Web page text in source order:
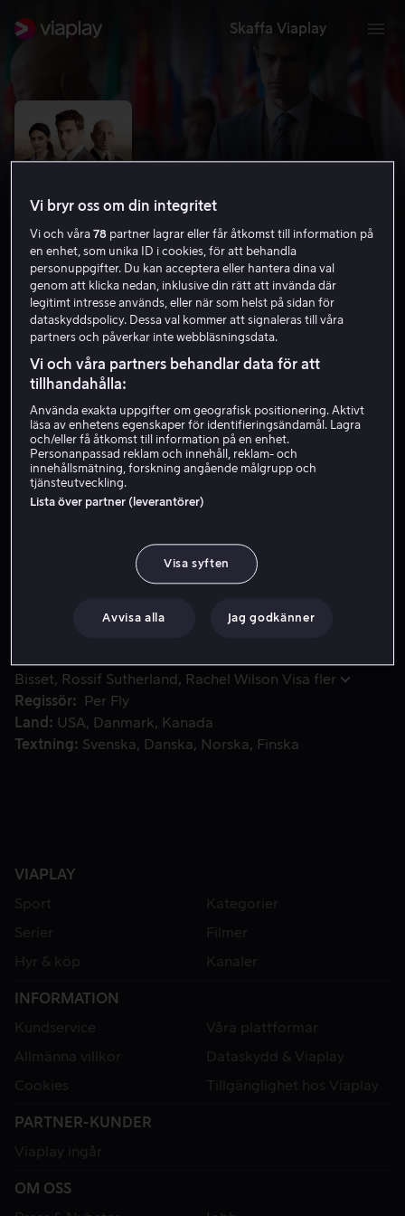
Skaffa Viaplay
Backstabbing for Beginners
HD
Hyr 49 kr
Köp 109 kr
Baserat på den sanna historien om danska Michael,
Baserat på den sanna historien om danska Michael, som
får sitt drömjobb på FNs humanitära biståndsprogram
Oil for Food. Han kastas in i en politisk maktkamp
Bisset
Rossif Sutherland Rachel Wilson Visa fler
Regissör
Per Fly
Land
USA Danmark
Kanada
Textning
Svenska Danska Norska Finska
VIAPLAY
Sport
Kategorier
Serier
Filmer
Hyr & köp
Kanaler
INFORMATION
Kundservice
Våra plattformar
Allmänna villkor
Dataskydd & Viaplay
Cookies
Tillgänglighet hos Viaplay
PARTNER-KUNDER
Viaplay ingår
OM OSS
Vi bryr oss om din integritet
Vi och våra78 partner lagrar eller får åtkomst till information på
en enhet, som unika ID i cookies, för att behandla
personuppgifter. Du kan acceptera eller hantera dina val
genom att klicka nedan, inklusive din rätt att invända där
legitimt intresse används, eller när som helst på sidan för
dataskyddspolicy. Dessa val kommer att signaleras till våra
partners och påverkar inte webbläsningsdata.
Vi och våra partners behandlar data för att
tillhandahålla:
Använda exakta uppgifter om geografisk positionering. Aktivt
läsa av enhetens egenskaper för identifieringsändamål. Lagra
och/eller få åtkomst till information på en enhet.
Personanpassad reklam och innehåll, reklam- och
innehållsmätning, forskning angående målgrupp och
tjänsteutveckling.
Lista över partner (leverantörer)
Visa syften
Avvisa alla Jag godkänner